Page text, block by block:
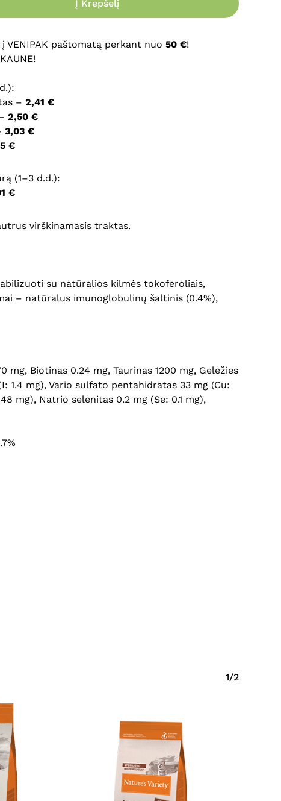
Į Krepšelį
VENIPAK paštomatą perkant nuo 50 €!
– 2,41 €
2,50 €
3,03 €
€
(1–3 d.d.):
€
virškinamasis traktas.
su natūralios kilmės tokoferoliais,
– natūralus imunoglobulinų šaltinis (0.4%),
mg, Biotinas 0.24 mg, Taurinas 1200 mg, Geležies
1.4 mg), Vario sulfato pentahidratas 33 mg (Cu:
mg), Natrio selenitas 0.2 mg (Se: 0.1 mg),
1/2
įvesti iš naujo, kai kitą kartą vėl norėsiu parašyti